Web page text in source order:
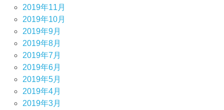
2019年11月
2019年10月
2019年9月
2019年8月
2019年7月
2019年6月
2019年5月
2019年4月
2019年3月